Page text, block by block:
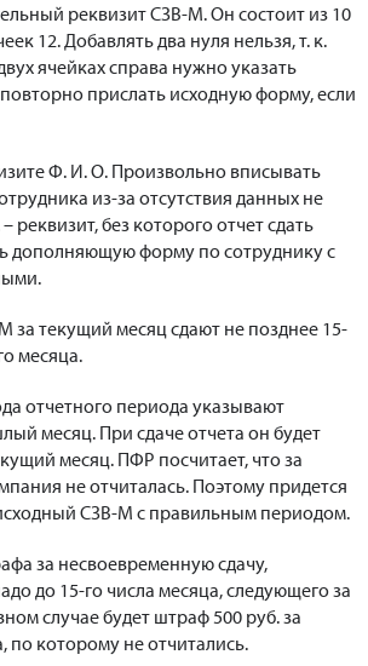
реквизит СЗВ-М. Он состоит из 10
12. Добавлять два нуля нельзя, т. к.
ячейках справа нужно указать
прислать исходную форму, если
Ф. И. О. Произвольно вписывать
из-за отсутствия данных не
реквизит, без которого отчет сдать
дополняющую форму по сотруднику с
за текущий месяц сдают не позднее 15-
месяца.
отчетного периода указывают
месяц. При сдаче отчета он будет
месяц. ПФР посчитает, что за
не отчиталась. Поэтому придется
СЗВ-М с правильным периодом.
за несвоевременную сдачу,
до 15-го числа месяца, следующего за
случае будет штраф 500 руб. за
по которому не отчитались.